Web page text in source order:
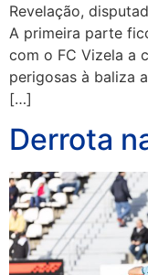
Revelação,
A primeira parte
com o FC Vizela a
perigosas à baliza
[…]
Derrota